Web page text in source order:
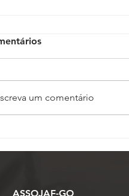
a oficiais de Justiça
Trabalhista
um comentário
ASSOJAF-GO